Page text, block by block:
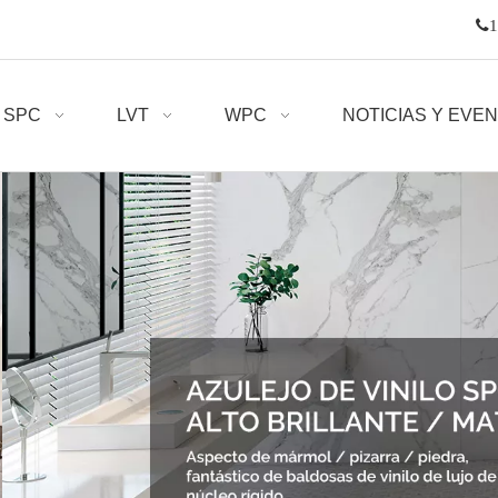

SPC LVT WPC NOTICIAS Y